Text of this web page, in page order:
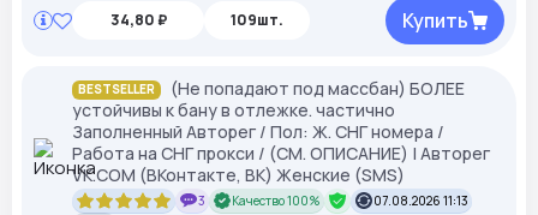
34,80 ₽ 109шт. Купить
BESTSELLER
(Не попадают под массбан) БОЛЕЕ
устойчивы к бану в отлежке. частично
Заполненный Авторег / Пол: Ж. СНГ номера /
Работа на СНГ прокси / (СМ. ОПИСАНИЕ) | Авторег
VK.COM (ВКонтакте, ВК) Женские (SMS)
3 Качество 100%
07.08.2026 11:13